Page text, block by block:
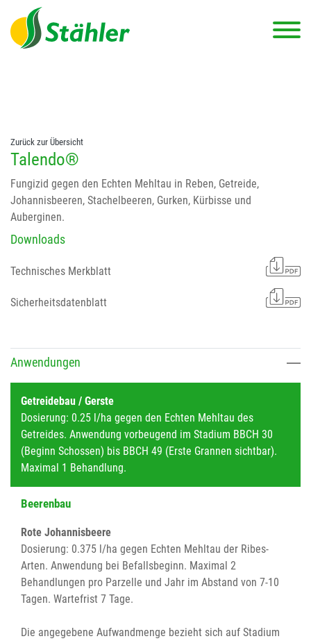
string(78) "Test 12 {FONT:12} // Dosierungen: test 123 dfasdf
asdfW134 245 34" string(62) "Test 12 {FONT:12} Dosierungen: test
123 dfasdf asdfW134 245 34"
Zurück zur Übersicht
Talendo®
Fungizid gegen den Echten Mehltau in Reben, Getreide,
Johannisbeeren, Stachelbeeren, Gurken, Kürbisse und
Auberginen.
Downloads
Technisches Merkblatt
Sicherheitsdatenblatt
Anwendungen
Getreidebau / Gerste
Dosierung: 0.25 l/ha gegen den Echten Mehltau des
Getreides. Anwendung vorbeugend im Stadium BBCH 30
(Beginn Schossen) bis BBCH 49 (Erste Grannen sichtbar).
Maximal 1 Behandlung.
Beerenbau
Rote Johannisbeere
Dosierung: 0.375 l/ha gegen Echten Mehltau der Ribes-
Arten. Anwendung bei Befallsbeginn. Maximal 2
Behandlungen pro Parzelle und Jahr im Abstand von 7-10
Tagen. Wartefrist 7 Tage.
Die angegebene Aufwandmenge bezieht sich auf Stadium